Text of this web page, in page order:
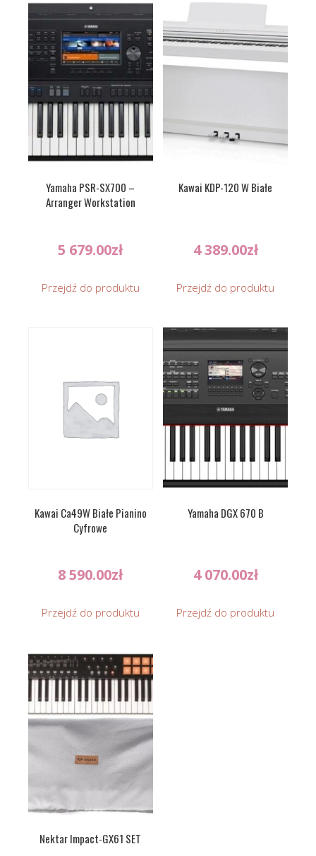
Yamaha PSR-SX700 –
Arranger Workstation
5 679.00zł
Przejdź do produktu
Kawai KDP-120 W Białe
4 389.00zł
Przejdź do produktu
Kawai Ca49W Białe Pianino
Cyfrowe
8 590.00zł
Przejdź do produktu
Yamaha DGX 670 B
4 070.00zł
Przejdź do produktu
Nektar Impact-GX61 SET